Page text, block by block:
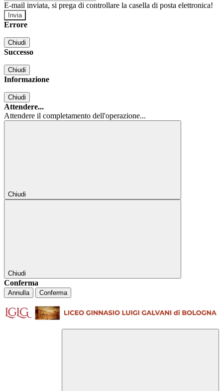
E-mail inviata, si prega di controllare la casella di posta elettronica!
Errore
Chiudi
Successo
Chiudi
Informazione
Chiudi
Attendere...
Attendere il completamento dell'operazione...
Chiudi
Chiudi
Conferma
Annulla Conferma